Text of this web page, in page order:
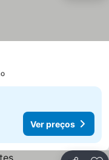
Ver preços